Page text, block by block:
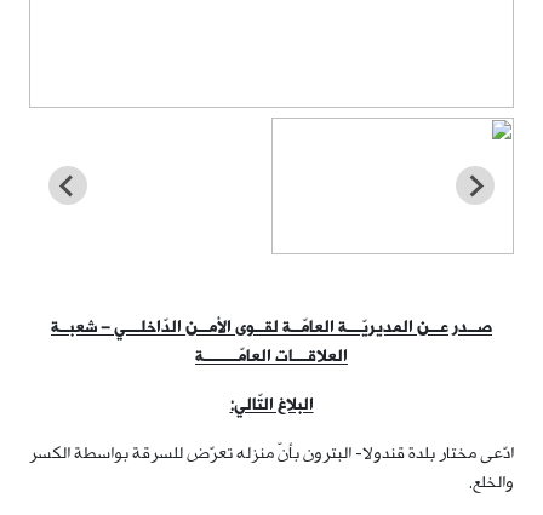
صــدر عــن المديريّـــة العامّــة لقــوى الأمــن الدّاخلـــي – شعبــة
العلاقـــات العامّـــــــة
البلاغ التّالي:
ادّعى مختار بلدة قندولا- البترون بأنّ منزله تعرّض للسرقة بواسطة الكسر
والخلع.